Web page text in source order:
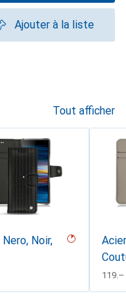
Ajouter à la liste
Tout afficher
Noir,
CHF
119.–